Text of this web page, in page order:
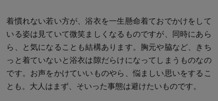
着慣れない若い方が、浴衣を一生懸命着ておでかけをして
いる姿は見ていて微笑ましくなるものですが、同時にあら
ら、と気になることも結構あります。胸元や脇など、きち
っと着ていないと浴衣は隙だらけになってしまうものなの
です。お声をかけていいものやら、悩ましい思いをするこ
とも。大人はまず、そいった事態は避けたいものです。